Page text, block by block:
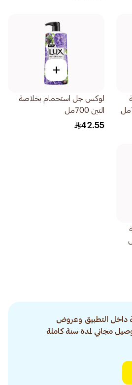
+
لوكس جل استحمام بخلاصة
التين 700مل
42.55
داخل التطبيق وعروض
مجاني لمدة سنة كاملة